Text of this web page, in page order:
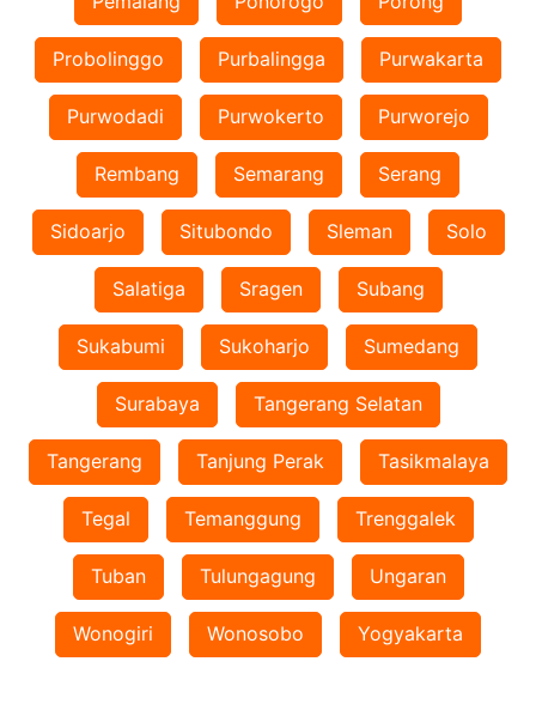
Probolinggo Purbalingga Purwakarta
Purwodadi Purwokerto Purworejo
Rembang Semarang Serang
Sidoarjo Situbondo Sleman Solo
Salatiga Sragen Subang
Sukabumi Sukoharjo Sumedang
Surabaya Tangerang Selatan
Tangerang Tanjung Perak Tasikmalaya
Tegal Temanggung Trenggalek
Tuban Tulungagung Ungaran
Wonogiri Wonosobo Yogyakarta